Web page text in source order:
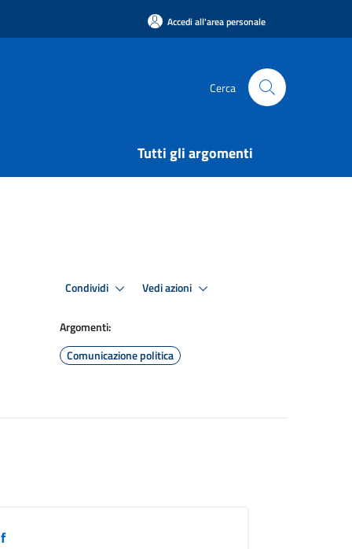
Accedi all'area personale
Cerca
Tutti gli argomenti
Condividi Vedi azioni
Argomenti:
Comunicazione politica